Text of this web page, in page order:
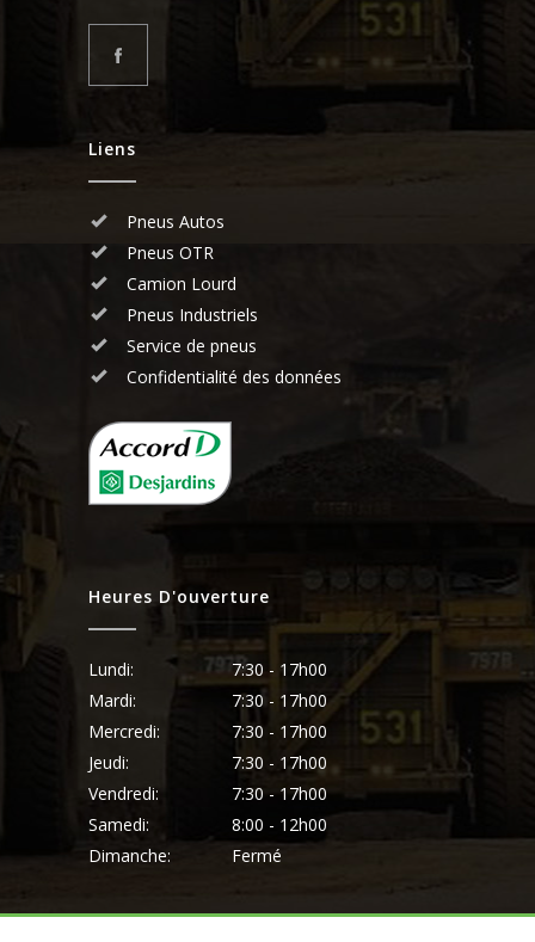
Liens
Pneus Autos
Pneus OTR
Camion Lourd
Pneus Industriels
Service de pneus
Confidentialité des données
Heures D'ouverture
Lundi:
7:30 - 17h00
Mardi:
7:30 - 17h00
Mercredi:
7:30 - 17h00
Jeudi:
7:30 - 17h00
Vendredi:
7:30 - 17h00
Samedi:
8:00 - 12h00
Dimanche:
Fermé